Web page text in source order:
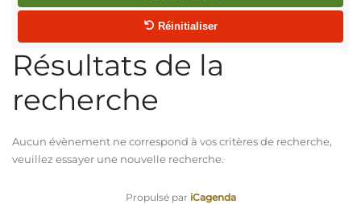
Réinitialiser
Résultats de la
recherche
Aucun évènement ne correspond à vos critères de recherche,
veuillez essayer une nouvelle recherche.
Propulsé par iCagenda